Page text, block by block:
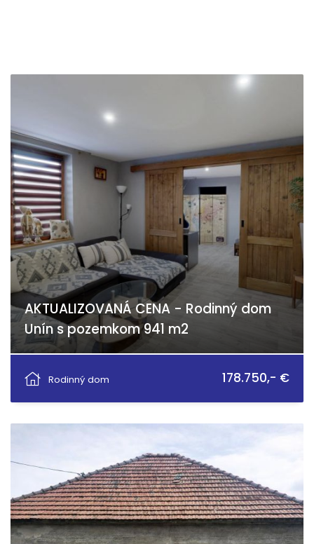
AKTUALIZOVANÁ CENA - Rodinný dom
Unín s pozemkom 941 m2
Rodinný dom
178.750,- €